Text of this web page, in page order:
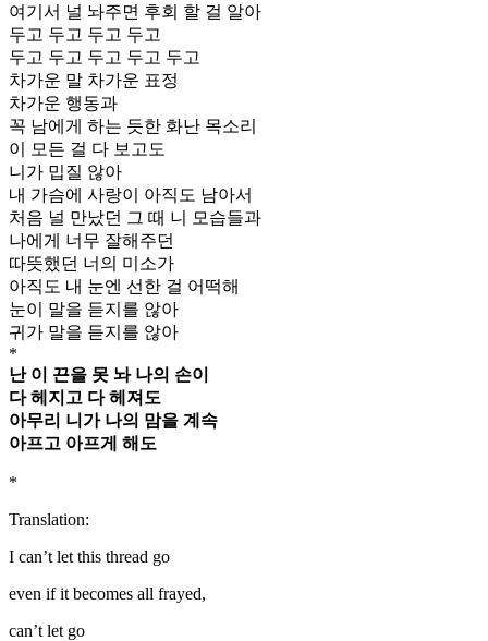
여기서 널 놔주면 후회 할 걸 알아
두고 두고 두고 두고
두고 두고 두고 두고 두고
차가운 말 차가운 표정
차가운 행동과
꼭 남에게 하는 듯한 화난 목소리
이 모든 걸 다 보고도
니가 밉질 않아
내 가슴에 사랑이 아직도 남아서
처음 널 만났던 그 때 니 모습들과
나에게 너무 잘해주던
따뜻했던 너의 미소가
아직도 내 눈엔 선한 걸 어떡해
눈이 말을 듣지를 않아
귀가 말을 듣지를 않아
*
난 이 끈을 못 놔 나의 손이
다 헤지고 다 헤져도
아무리 니가 나의 맘을 계속
아프고 아프게 해도
*
Translation:
I can’t let this thread go
even if it becomes all frayed,
can’t let go